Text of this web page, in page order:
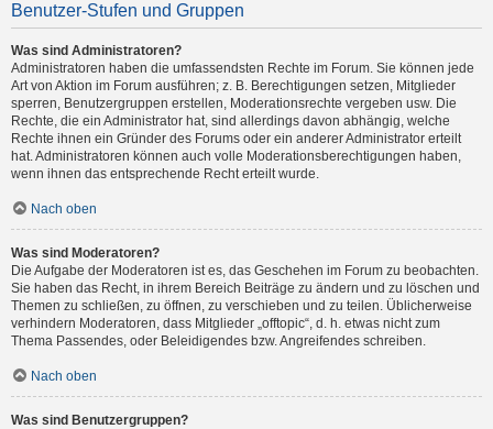
Benutzer-Stufen und Gruppen
Was sind Administratoren?
Administratoren haben die umfassendsten Rechte im Forum. Sie können jede
Art von Aktion im Forum ausführen; z. B. Berechtigungen setzen, Mitglieder
sperren, Benutzergruppen erstellen, Moderationsrechte vergeben usw. Die
Rechte, die ein Administrator hat, sind allerdings davon abhängig, welche
Rechte ihnen ein Gründer des Forums oder ein anderer Administrator erteilt
hat. Administratoren können auch volle Moderationsberechtigungen haben,
wenn ihnen das entsprechende Recht erteilt wurde.
Nach oben
Was sind Moderatoren?
Die Aufgabe der Moderatoren ist es, das Geschehen im Forum zu beobachten.
Sie haben das Recht, in ihrem Bereich Beiträge zu ändern und zu löschen und
Themen zu schließen, zu öffnen, zu verschieben und zu teilen. Üblicherweise
verhindern Moderatoren, dass Mitglieder „offtopic“, d. h. etwas nicht zum
Thema Passendes, oder Beleidigendes bzw. Angreifendes schreiben.
Nach oben
Was sind Benutzergruppen?